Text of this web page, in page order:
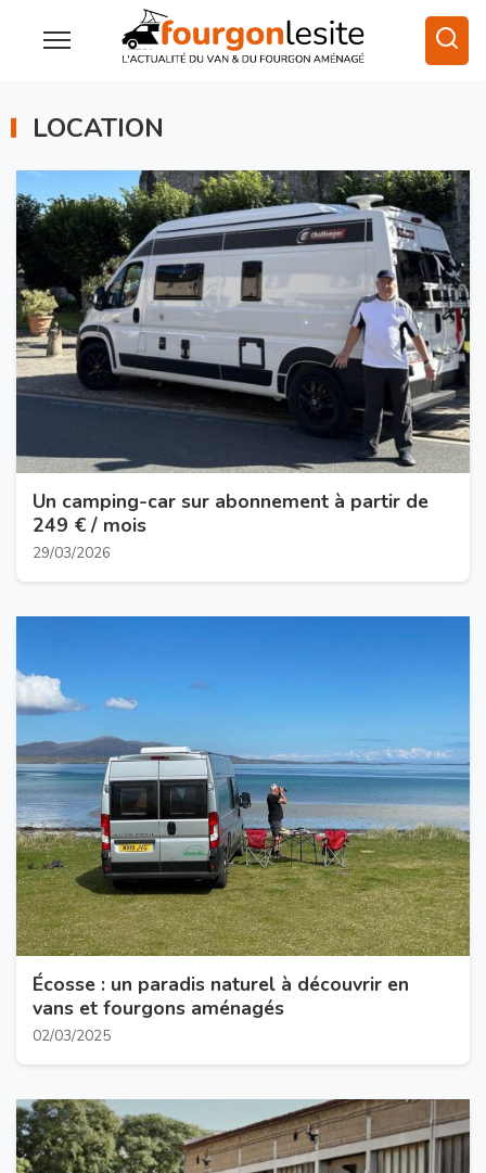
LOCATION
Un camping-car sur abonnement à partir de
249 € / mois
29/03/2026
Écosse : un paradis naturel à découvrir en
vans et fourgons aménagés
02/03/2025